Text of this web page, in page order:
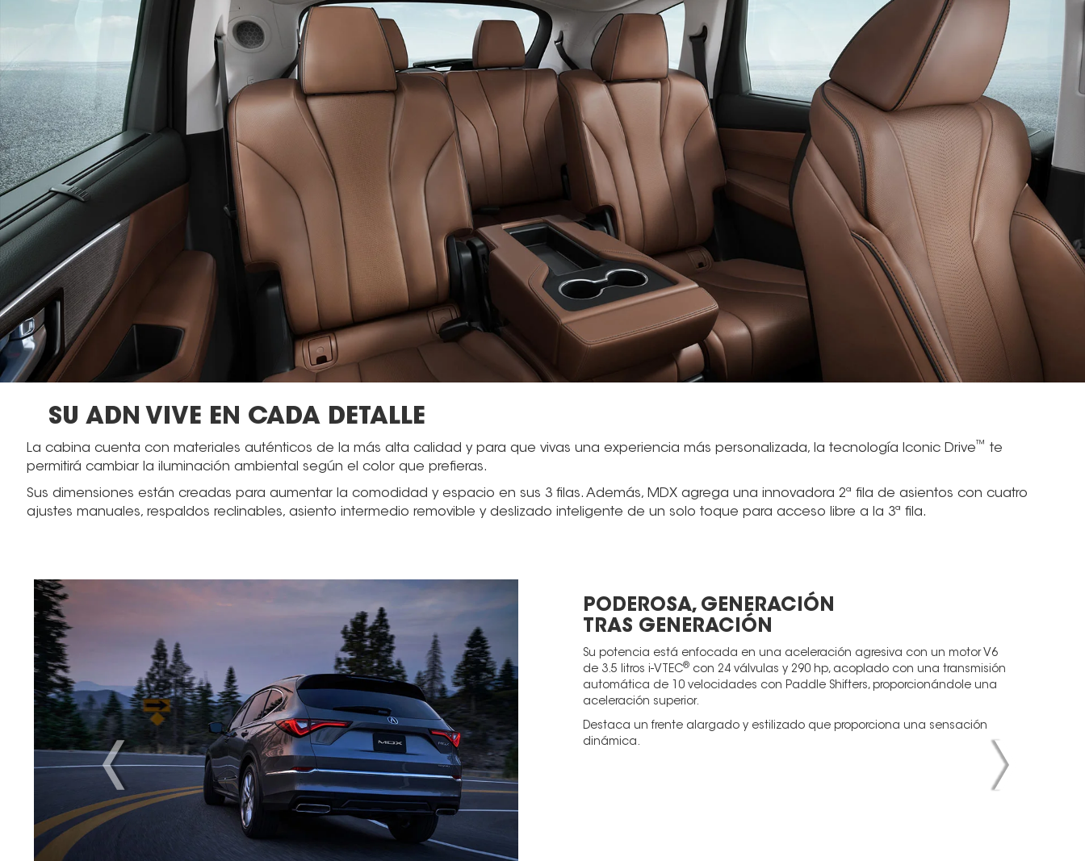
SU ADN VIVE EN CADA DETALLE
La cabina cuenta con materiales auténticos de la más alta calidad y para que vivas una experiencia más personalizada, la tecnología Iconic Drive™ te
permitirá cambiar la iluminación ambiental según el color que prefieras.
Sus dimensiones están creadas para aumentar la comodidad y espacio en sus 3 filas. Además, MDX agrega una innovadora 2ª fila de asientos con cuatro
ajustes manuales, respaldos reclinables, asiento intermedio removible y deslizado inteligente de un solo toque para acceso libre a la 3ª fila.
PODEROSA, GENERACIÓN
TRAS GENERACIÓN
Su potencia está enfocada en una aceleración agresiva con un motor V6
de 3.5 litros i-VTEC® con 24 válvulas y 290 hp, acoplado con una transmisión
automática de 10 velocidades con Paddle Shifters, proporcionándole una
aceleración superior.
Destaca un frente alargado y estilizado que proporciona una sensación
dinámica.